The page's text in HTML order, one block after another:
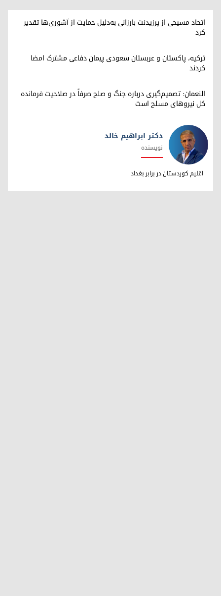
اتحاد مسیحی از پرزیدنت بارزانی به‌دلیل حمایت از آشوری‌ها تقدیر
کرد
ترکیه، پاکستان و عربستان سعودی پیمان دفاعی مشترک امضا
کردند
النعمان: تصمیم‌گیری درباره جنگ و صلح صرفاً در صلاحیت فرمانده
کل نیروهای مسلح است
دکتر ابراهیم خالد
دکتر ابراهیم خالد
نویسنده
اقلیم کوردستان در برابر بغداد